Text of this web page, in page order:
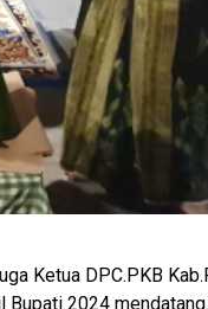
Ketua DPC.PKB
Bupati 2024 mendatang.